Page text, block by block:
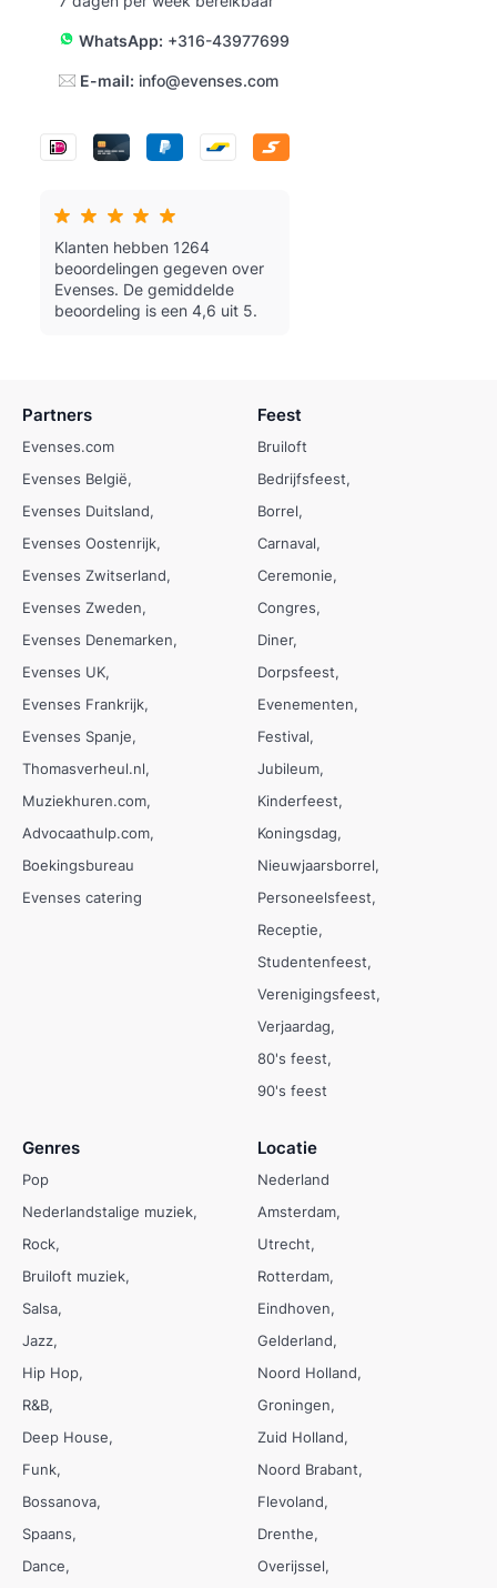
WhatsApp: +316-43977699
E-mail: info@evenses.com
Klanten hebben 1264
beoordelingen gegeven over
Evenses. De gemiddelde
beoordeling is een 4,6 uit 5.
Partners
Evenses.com
Evenses België
Evenses Duitsland
Evenses Oostenrijk
Evenses Zwitserland
Evenses Zweden
Evenses Denemarken
Evenses UK
Evenses Frankrijk
Evenses Spanje
Thomasverheul.nl
Muziekhuren.com
Advocaathulp.com
Boekingsbureau
Evenses catering
Feest
Bruiloft
Bedrijfsfeest
Borrel
Carnaval
Ceremonie
Congres
Diner
Dorpsfeest
Evenementen
Festival
Jubileum
Kinderfeest
Koningsdag
Nieuwjaarsborrel
Personeelsfeest
Receptie
Studentenfeest
Verenigingsfeest
Verjaardag
80's feest
90's feest
Genres
Pop
Nederlandstalige muziek
Rock
Bruiloft muziek
Salsa
Jazz
Hip Hop
R&B
Deep House
Funk
Bossanova
Spaans
Dance
Locatie
Nederland
Amsterdam
Utrecht
Rotterdam
Eindhoven
Gelderland
Noord Holland
Groningen
Zuid Holland
Noord Brabant
Flevoland
Drenthe
Overijssel